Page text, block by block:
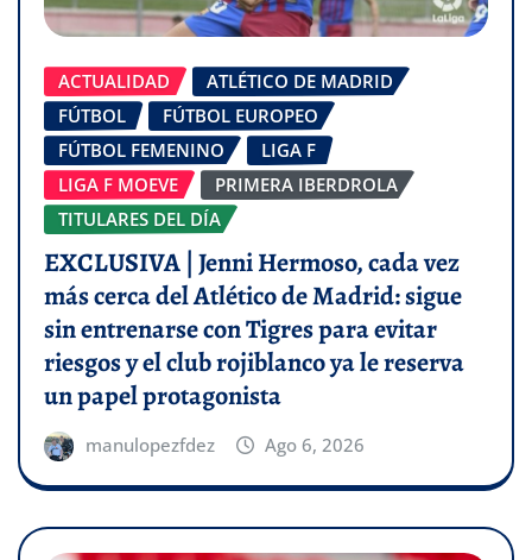
ACTUALIDAD
ATLÉTICO DE MADRID
FÚTBOL
FÚTBOL EUROPEO
FÚTBOL FEMENINO
LIGA F
LIGA F MOEVE
PRIMERA IBERDROLA
TITULARES DEL DÍA
EXCLUSIVA | Jenni Hermoso, cada vez
más cerca del Atlético de Madrid: sigue
sin entrenarse con Tigres para evitar
riesgos y el club rojiblanco ya le reserva
un papel protagonista
manulopezfdez Ago 6, 2026